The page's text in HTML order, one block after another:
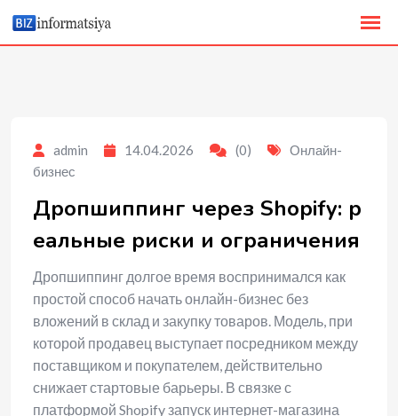
content
admin 14.04.2026 (0)
Онлайн-
бизнес
Дропшиппинг через Shopify: р
еальные риски и ограничения
Дропшиппинг долгое время воспринимался как
простой способ начать онлайн-бизнес без
вложений в склад и закупку товаров. Модель, при
которой продавец выступает посредником между
поставщиком и покупателем, действительно
снижает стартовые барьеры. В связке с
платформой Shopify запуск интернет-магазина